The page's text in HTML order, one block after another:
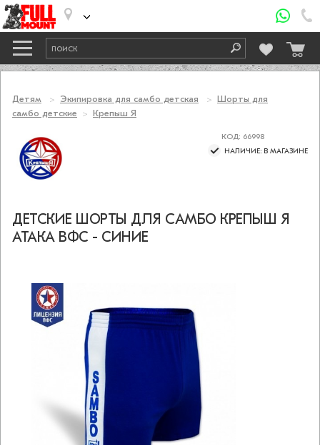
Детям Экипировка для самбо детская
Шорты для
самбо детские
Крепыш Я
КОД: 66998
НАЛИЧИЕ: В МАГАЗИНЕ
ДЕТСКИЕ ШОРТЫ ДЛЯ САМБО КРЕПЫШ Я
АТАКА ВФС - СИНИЕ